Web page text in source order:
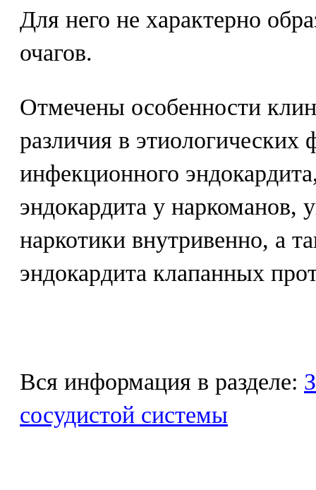
Для него не характерно
очагов.
Отмечены особенности
различия в этиологических
инфекционного
эндокардита у наркоманов,
наркотики внутривенно, а
эндокардита клапанных
Вся информация в разделе:
сосудистой системы